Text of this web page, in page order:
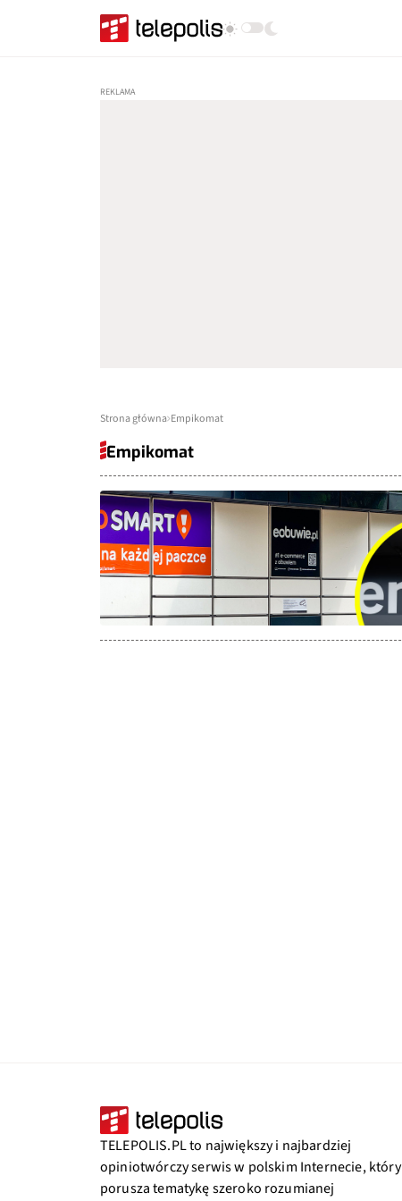
Strona główna Empikomat
Empikomat
TELEPOLIS.PL to największy i najbardziej
opiniotwórczy serwis w polskim Internecie, który
porusza tematykę szeroko rozumianej